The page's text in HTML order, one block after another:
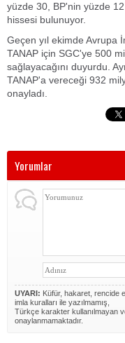
yüzde 30, BP'nin yüzde
hissesi bulunuyor.
Geçen yıl ekimde Avrupa
TANAP için SGC'ye 500
sağlayacağını duyurdu.
TANAP'a vereceği 932
onayladı.
Yorumlar
UYARI: Küfür, hakaret, rencide
imla kuralları ile yazılmamış,
Türkçe karakter kullanılmayan
onaylanmamaktadır.